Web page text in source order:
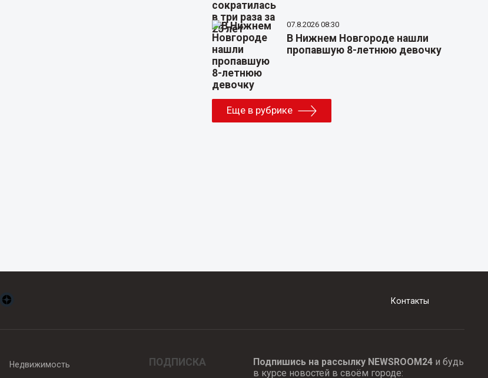
07.8.2026 08:30
В Нижнем Новгороде нашли
пропавшую 8-летнюю девочку
Еще в рубрике
Контакты
Недвижимость ПОДПИСКА Подпишись на рассылку NEWSROOM24и будь
в курсе новостей в своём городе: